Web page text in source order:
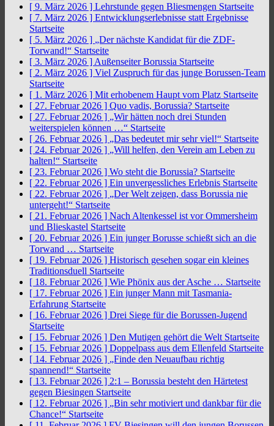
[ 9. März 2026 ] Lehrstunde gegen Bliesmengen Startseite
[ 7. März 2026 ] Entwicklungserlebnisse statt Ergebnisse
Startseite
[ 5. März 2026 ] „Der nächste Kandidat für die ZDF-
Torwand!“ Startseite
[ 3. März 2026 ] Außenseiter Borussia Startseite
[ 2. März 2026 ] Viel Zuspruch für das junge Borussen-Team
Startseite
[ 1. März 2026 ] Mit erhobenem Haupt vom Platz Startseite
[ 27. Februar 2026 ] Quo vadis, Borussia? Startseite
[ 27. Februar 2026 ] „Wir hätten noch drei Stunden
weiterspielen können …“ Startseite
[ 26. Februar 2026 ] „Das bedeutet mir sehr viel!“ Startseite
[ 24. Februar 2026 ] „Will helfen, den Verein am Leben zu
halten!“ Startseite
[ 23. Februar 2026 ] Wo steht die Borussia? Startseite
[ 22. Februar 2026 ] Ein unvergessliches Erlebnis Startseite
[ 22. Februar 2026 ] „Der Welt zeigen, dass Borussia nie
untergeht!“ Startseite
[ 21. Februar 2026 ] Nach Altenkessel ist vor Ommersheim
und Blieskastel Startseite
[ 20. Februar 2026 ] Ein junger Borusse schießt sich an die
Torwand … Startseite
[ 19. Februar 2026 ] Historisch gesehen sogar ein kleines
Traditionsduell Startseite
[ 18. Februar 2026 ] Wie Phönix aus der Asche … Startseite
[ 17. Februar 2026 ] Ein junger Mann mit Tasmania-
Erfahrung Startseite
[ 16. Februar 2026 ] Drei Siege für die Borussen-Jugend
Startseite
[ 15. Februar 2026 ] Den Mutigen gehört die Welt Startseite
[ 15. Februar 2026 ] Doppelpass aus dem Ellenfeld Startseite
[ 14. Februar 2026 ] „Finde den Neuaufbau richtig
spannend!“ Startseite
[ 13. Februar 2026 ] 2:1 – Borussia besteht den Härtetest
gegen Biesingen Startseite
[ 12. Februar 2026 ] „Bin sehr motiviert und dankbar für die
Chance!“ Startseite